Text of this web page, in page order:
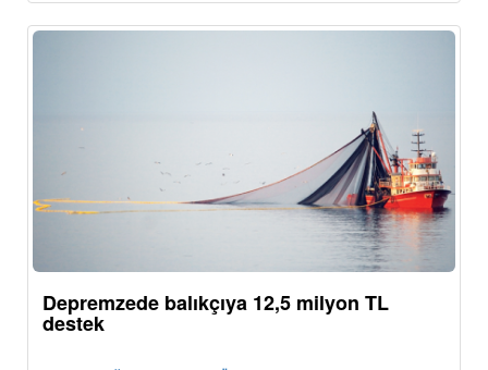
Depremzede balıkçıya 12,5 milyon TL
destek